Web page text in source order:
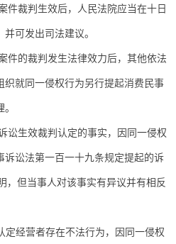
裁判生效后，人民法院应当在十日
可发出司法建议。
的裁判发生法律效力后，其他依法
织就同一侵权行为另行提起消费民事
生效裁判认定的事实，因同一侵权
诉讼法第一百一十九条规定提起的诉
，但当事人对该事实有异议并有相反
经营者存在不法行为，因同一侵权